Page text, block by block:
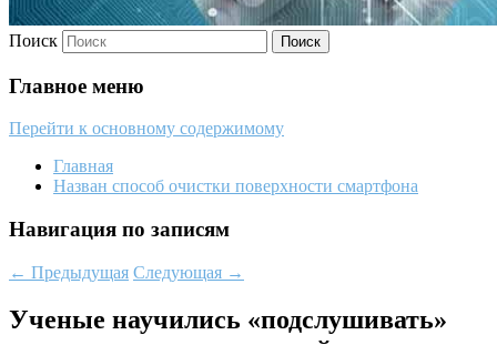
Поиск
Главное меню
Перейти к основному содержимому
Главная
Назван способ очистки поверхности смартфона
Навигация по записям
← Предыдущая Следующая →
Ученые научились «подслушивать»